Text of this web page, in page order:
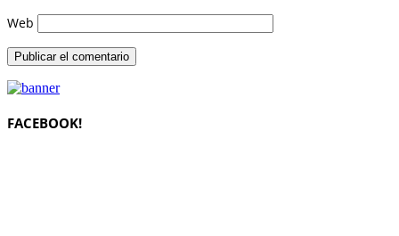
Web
FACEBOOK!